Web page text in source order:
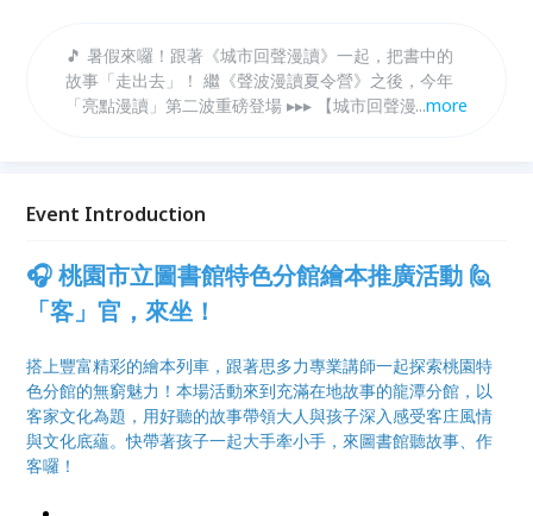
🎵 暑假來囉！跟著《城市回聲漫讀》一起，把書中的
故事「走出去」！ 繼《聲波漫讀夏令營》之後，今年
「亮點漫讀」第二波重磅登場 ▸▸▸ 【城市回聲漫讀】
「回聲」📚
...more
Event Introduction
🎧 桃園市立圖書館特色分館繪本推廣活動 🙋
「客」官，來坐！
搭上豐富精彩的繪本列車，跟著思多力專業講師一起探索桃園特
色分館的無窮魅力！本場活動來到充滿在地故事的龍潭分館，以
客家文化為題，用好聽的故事帶領大人與孩子深入感受客庄風情
與文化底蘊。快帶著孩子一起大手牽小手，來圖書館聽故事、作
客囉！